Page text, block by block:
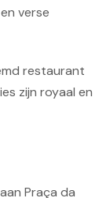
verse
restaurant
zijn royaal en
Praça da